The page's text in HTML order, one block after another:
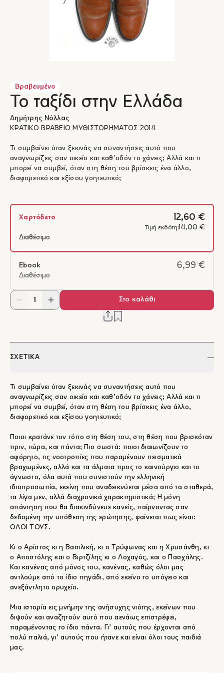
Βραβευμένο
Το ταξίδι στην Ελλάδα
Δημήτρης Νόλλας
ΚΡΑΤΙΚΟ ΒΡΑΒΕΙΟ ΜΥΘΙΣΤΟΡΗΜΑΤΟΣ 2014
Τι συμβαίνει όταν ξεκινάς να συναντήσεις αυτό που
αναγνωρίζεις σαν οικείο και καθ’οδόν το χάνεις; Αλλά και τι
μπορεί να συμβεί, όταν στη θέση του βρίσκεις ένα άλλο,
διαφορετικό και εξίσου γοητευτικό;
Χαρτόδετο 12,60 €
Τιμή εκδότη: 14,00 €
Διαθέσιμο
Ebook 6,99 €
Διαθέσιμο
Στο καλάθι
ΣΧΕΤΙΚΑ
Τι συμβαίνει όταν ξεκινάς να συναντήσεις αυτό που
αναγνωρίζεις σαν οικείο και καθ’οδόν το χάνεις; Αλλά και τι
μπορεί να συμβεί, όταν στη θέση του βρίσκεις ένα άλλο,
διαφορετικό και εξίσου γοητευτικό;
Ποιοι κρατάνε τον τόπο στη θέση του, στη θέση που βρισκόταν
πριν, τώρα, και πάντα; Πιο σωστά: ποιοι διαιωνίζουν το
αφόρητο, τις νοοτροπίες που παραμένουν πεισματικά
βραχωμένες, αλλά και τα άλματα προς το καινούργιο και το
άγνωστο, όλα αυτά που συνιστούν την ελληνική
ιδιοπροσωπία, εκείνη που αναδεικνύεται μέσα από τα σταθερά,
τα λίγα μεν, αλλά διαχρονικά χαρακτηριστικά; Η μόνη
απάντηση που θα διακινδύνευε κανείς, παίρνοντας σαν
δεδομένη την υπόθεση της ερώτησης, φαίνεται πως είναι:
ΟΛΟΙ ΤΟΥΣ.
Κι ο Αρίστος κι η Βασιλική, κι ο Τρύφωνας και η Χρυσάνθη, κι
ο Αποστόλης και ο Βιρτζίλης κι ο Λοχαγός, και ο Πασχάλης.
Και κανένας από μόνος του, κανένας, καθώς όλοι μας
αντλούμε από το ίδιο πηγάδι, από εκείνο το υπόγειο και
ανεξάντλητο ορυχείο.
Μια ιστορία εις μνήμην της ανήσυχης νιότης, εκείνων που
διψούν και αναζητούν αυτό που αενάως επιστρέφει,
παραμένοντας το ίδιο πάντα. Γι’ αυτούς που έρχονται από
πολύ παλιά, γι’ αυτούς που ήτανε και είναι όλοι τους παιδιά
μας.